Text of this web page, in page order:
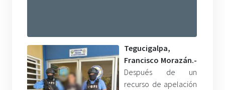
Tegucigalpa,
Francisco Morazán.-
Después de un
recurso de apelación